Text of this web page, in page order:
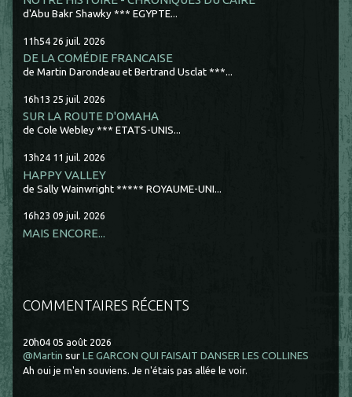
d'Abu Bakr Shawky *** EGYPTE...
11h54 26 juil. 2026
DE LA COMÉDIE FRANCAISE
de Martin Darondeau et Bertrand Usclat ***...
16h13 25 juil. 2026
SUR LA ROUTE D'OMAHA
de Cole Webley *** ETATS-UNIS...
13h24 11 juil. 2026
HAPPY VALLEY
de Sally Wainwright ***** ROYAUME-UNI...
16h23 09 juil. 2026
MAIS ENCORE...
COMMENTAIRES RÉCENTS
20h04 05 août 2026
@Martin surLE GARCON QUI FAISAIT DANSER LES COLLINES
Ah oui je m'en souviens. Je n'étais pas allée le voir.